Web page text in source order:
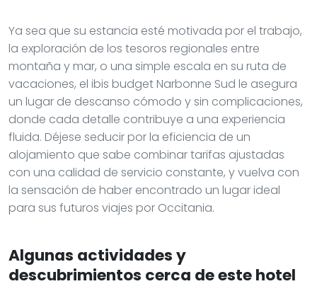
Ya sea que su estancia esté motivada por el trabajo,
la exploración de los tesoros regionales entre
montaña y mar, o una simple escala en su ruta de
vacaciones, el ibis budget Narbonne Sud le asegura
un lugar de descanso cómodo y sin complicaciones,
donde cada detalle contribuye a una experiencia
fluida. Déjese seducir por la eficiencia de un
alojamiento que sabe combinar tarifas ajustadas
con una calidad de servicio constante, y vuelva con
la sensación de haber encontrado un lugar ideal
para sus futuros viajes por Occitania.
Algunas actividades y
descubrimientos cerca de este hotel